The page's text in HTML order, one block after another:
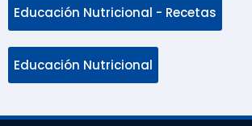
Educación Nutricional - Recetas
Educación Nutricional